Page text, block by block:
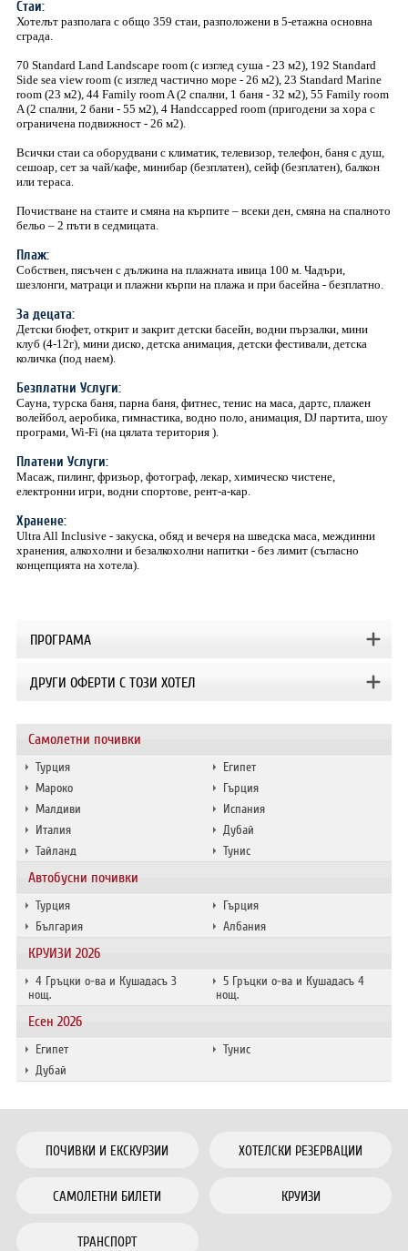
Самолетни почивки
Турция
Египет
Мароко
Гърция
Малдиви
Испания
Италия
Дубай
Тайланд
Тунис
Автобусни почивки
Турция
Гърция
България
Албания
КРУИЗИ 2026
4 Гръцки о-ва и Кушадасъ 3
нощ.
5 Гръцки о-ва и Кушадасъ 4
нощ.
Есен 2026
Египет
Тунис
Дубай
Стаи:
Хотелът разполага с общо 359 стаи, разположени в 5-етажна основна
сграда.
70 Standard Land Landscape room (с изглед суша - 23 м2), 192 Standard
Side sea view room (с изглед частично море - 26 м2), 23 Standard Marine
room (23 м2), 44 Family room A (2 спални, 1 баня - 32 м2), 55 Family room
A (2 спални, 2 бани - 55 м2), 4 Handсcapped room (пригодени за хора с
ограничена подвижност - 26 м2).
Всички стаи са оборудвани с климатик, телевизор, телефон, баня с душ,
сешоар, сет за чай/кафе, минибар (безплатен), сейф (безплатен), балкон
или тераса.
Почистване на стаите и смяна на кърпите – всеки ден, смяна на спалното
бельо – 2 пъти в седмицата.
Плаж:
Собствен, пясъчен с дължина на плажната ивица 100 м. Чадъри,
шезлонги, матраци и плажни кърпи на плажа и при басейна - безплатно.
За децата:
Детски бюфет, открит и закрит детски басейн, водни пързалки, мини
клуб (4-12г), мини диско, детска анимация, детски фестивали, детска
количка (под наем).
Безплатни Услуги:
Сауна, турска баня, парна баня, фитнес, тенис на маса, дартс, плажен
волейбол, аеробика, гимнастика, водно поло, анимация, DJ партита, шоу
програми, Wi-Fi (на цялата територия ).
Платени Услуги:
Масаж, пилинг, фризьор, фотограф, лекар, химическо чистене,
електронни игри, водни спортове, рент-а-кар.
Хранене:
Ultra All Inclusive - закуска, обяд и вечеря на шведска маса, междинни
хранения, алкохолни и безалкохолни напитки - без лимит (съгласно
концепцията на хотела).
ПРОГРАМА
ДРУГИ ОФЕРТИ С ТОЗИ ХОТЕЛ
ПОЧИВКИ И ЕКСКУРЗИИ ХОТЕЛСКИ РЕЗЕРВАЦИИ
САМОЛЕТНИ БИЛЕТИ КРУИЗИ
ТРАНСПОРТ